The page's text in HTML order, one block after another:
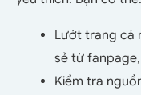
Lướt trang cá
sẻ từ
Kiểm tra